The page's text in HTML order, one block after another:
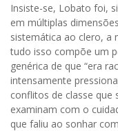
Insiste-se, Lobato foi,
em múltiplas
sistemática ao clero, a
tudo isso compõe um
genérica de que “era
intensamente
conflitos de classe que
examinam com o
que faliu ao sonhar